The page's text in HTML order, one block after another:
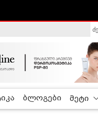
ბლოგები მეტი